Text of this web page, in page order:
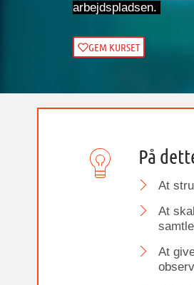
arbejdspladsen.
GEM KURSET
På
At
At
At